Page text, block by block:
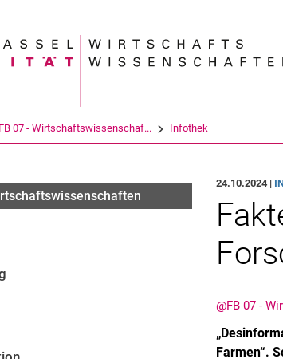
Suchbegriff
FB 07 - Wirtschaftswissenschaf... Infothek
24.10.2024 |
@FB 07 -
Farmen“.